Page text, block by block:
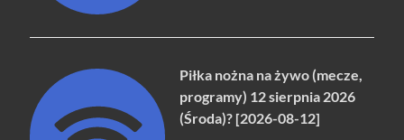
Piłka nożna na żywo (mecze,
programy) 12 sierpnia 2026
(Środa)? [2026-08-12]